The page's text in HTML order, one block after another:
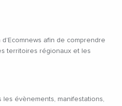
afin de comprendre
territoires régionaux et les
les évènements, manifestations,